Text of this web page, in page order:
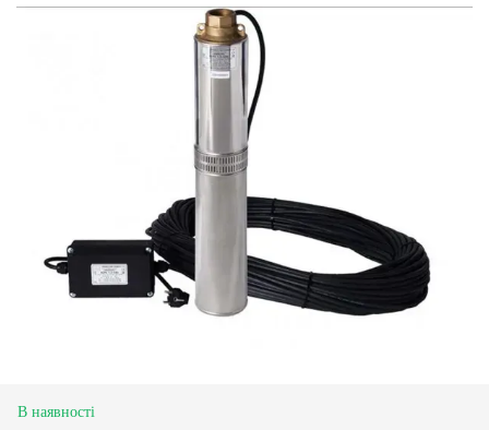
В наявності